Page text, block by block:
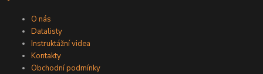
O nás
Datalisty
Instruktážní videa
Kontakty
Obchodní podmínky